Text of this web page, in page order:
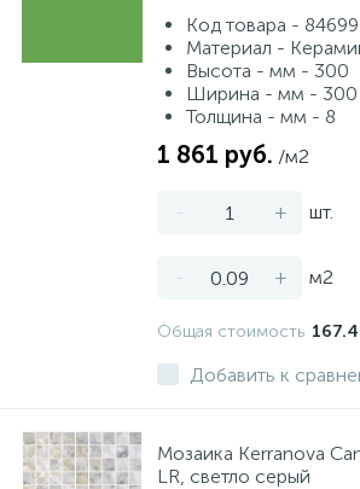
Код товара -
Материал -
Высота - мм - 300
Ширина - мм - 300
Толщина - мм - 8
1 861 руб. /м2
- + шт.
- + м2
Общая стоимость
Добавить к
Мозаика Kerranova
LR, светло серый